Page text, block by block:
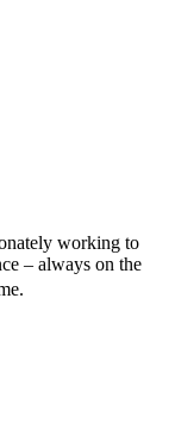
working to
– always on the